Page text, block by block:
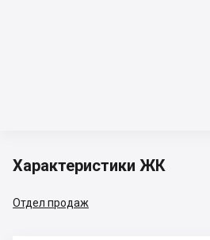
Характеристики ЖК
Отдел продаж